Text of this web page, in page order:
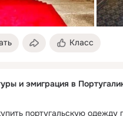
Класс
и эмиграция в
португальскую одежду